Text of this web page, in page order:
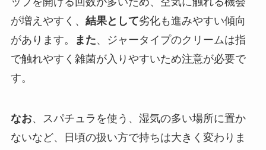
が増えやすく、 結果として劣化も進みやすい傾向
があります。
また、ジャータイプのクリームは指
で触れやすく雑菌が入りやすいため注意が必要で
す。
なお、スパチュラを使う、湿気の多い場所に置か
ないなど、日頃の扱い方で持ちは大きく変わりま